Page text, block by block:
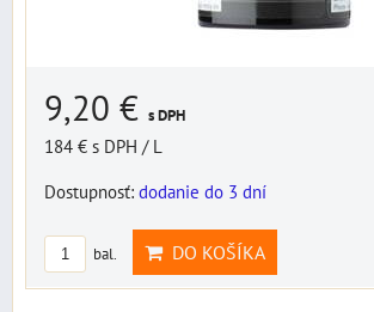
9,20 € s DPH
184 € s DPH / L
Dostupnosť: dodanie do 3 dní
bal. DO KOŠÍKA